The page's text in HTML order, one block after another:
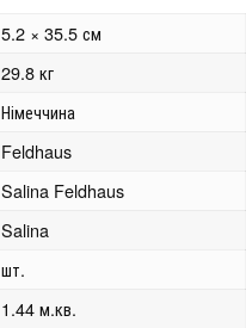
5.2 × 35.5 см
29.8 кг
Німеччина
Feldhaus
Salina Feldhaus
Salina
шт.
1.44 м.кв.